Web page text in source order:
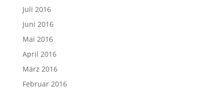
Juli 2016
Juni 2016
Mai 2016
April 2016
März 2016
Februar 2016